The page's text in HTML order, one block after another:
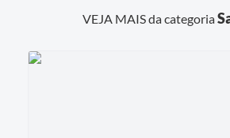
VEJA MAIS da categoria